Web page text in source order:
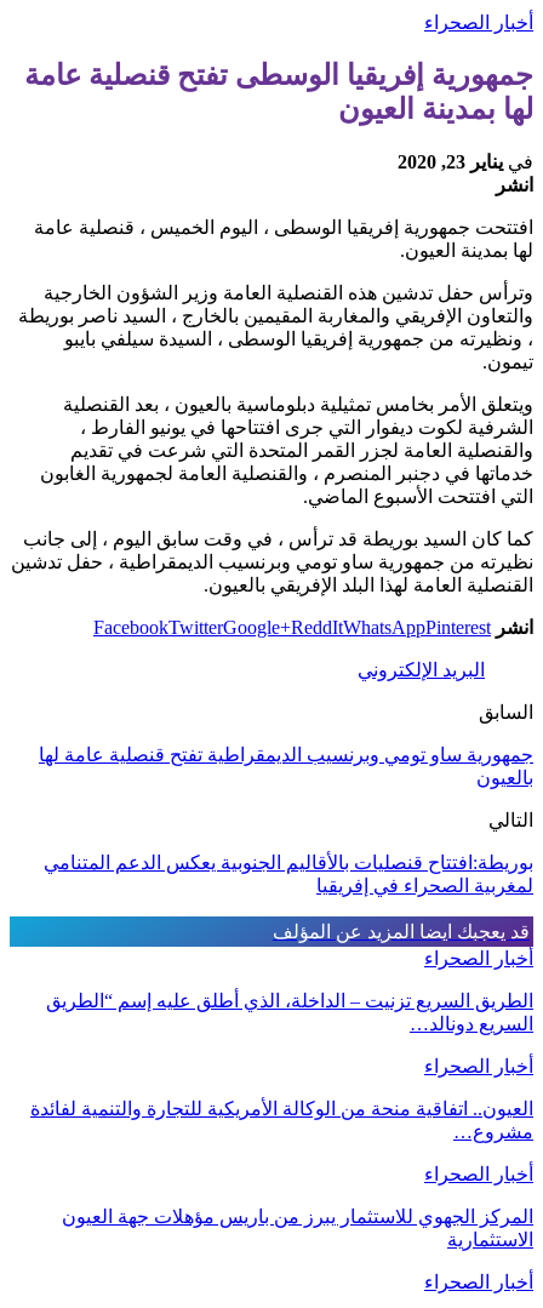
أخبار الصحراء
جمهورية إفريقيا الوسطى تفتح قنصلية عامة
لها بمدينة العيون
في يناير 23, 2020
انشر
افتتحت جمهورية إفريقيا الوسطى ، اليوم الخميس ، قنصلية عامة
لها بمدينة العيون.
وترأس حفل تدشين هذه القنصلية العامة وزير الشؤون الخارجية
والتعاون الإفريقي والمغاربة المقيمين بالخارج ، السيد ناصر بوريطة
، ونظيرته من جمهورية إفريقيا الوسطى ، السيدة سيلفي بايبو
تيمون.
ويتعلق الأمر بخامس تمثيلية دبلوماسية بالعيون ، بعد القنصلية
الشرفية لكوت ديفوار التي جرى افتتاحها في يونيو الفارط ،
والقنصلية العامة لجزر القمر المتحدة التي شرعت في تقديم
خدماتها في دجنبر المنصرم ، والقنصلية العامة لجمهورية الغابون
التي افتتحت الأسبوع الماضي.
كما كان السيد بوريطة قد ترأس ، في وقت سابق اليوم ، إلى جانب
نظيرته من جمهورية ساو تومي وبرنسيب الديمقراطية ، حفل تدشين
القنصلية العامة لهذا البلد الإفريقي بالعيون.
انشر FacebookTwitterGoogle+ReddItWhatsAppPinterest
البريد الإلكتروني
السابق
جمهورية ساو تومي وبرنسيب الديمقراطية تفتح قنصلية عامة لها
بالعيون
التالي
بوريطة:افتتاح قنصليات بالأقاليم الجنوبية يعكس الدعم المتنامي
لمغربية الصحراء في إفريقيا
قد يعجبك ايضا المزيد عن المؤلف
أخبار الصحراء
الطريق السريع تزنيت – الداخلة، الذي أطلق عليه إسم “الطريق
السريع دونالد…
أخبار الصحراء
العيون.. اتفاقية منحة من الوكالة الأمريكية للتجارة والتنمية لفائدة
مشروع…
أخبار الصحراء
المركز الجهوي للاستثمار يبرز من باريس مؤهلات جهة العيون
الاستثمارية
أخبار الصحراء